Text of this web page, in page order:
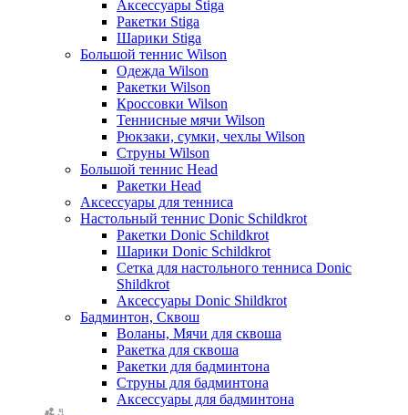
Аксессуары Stiga
Ракетки Stiga
Шарики Stiga
Большой теннис Wilson
Одежда Wilson
Ракетки Wilson
Кроссовки Wilson
Теннисные мячи Wilson
Рюкзаки, сумки, чехлы Wilson
Струны Wilson
Большой теннис Head
Ракетки Head
Аксессуары для тенниса
Настольный теннис Donic Schildkrot
Ракетки Donic Schildkrot
Шарики Donic Schildkrot
Сетка для настольного тенниса Donic
Shildkrot
Аксессуары Donic Shildkrot
Бадминтон, Сквош
Воланы, Мячи для сквоша
Ракетка для сквоша
Ракетки для бадминтона
Струны для бадминтона
Аксессуары для бадминтона